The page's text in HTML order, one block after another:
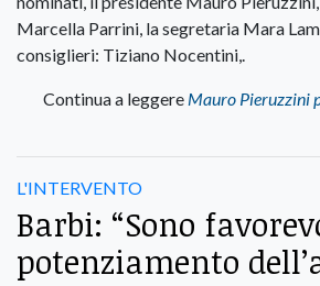
Marcella Parrini, la segretaria Mara
consiglieri: Tiziano Nocentini,.
Continua a leggere Mauro Pieruzzini
L'INTERVENTO
Barbi: “Sono
potenziamento